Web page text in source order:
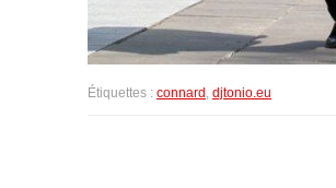
Étiquettes : connard djtonio.eu